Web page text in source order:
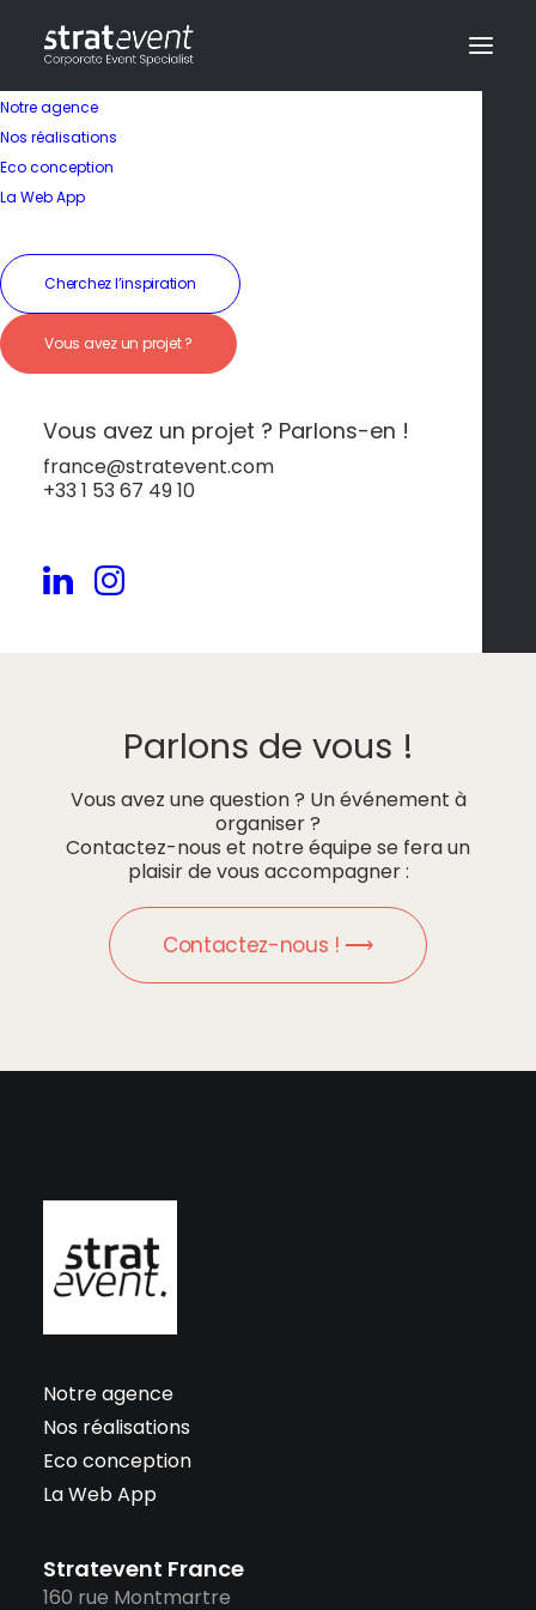
Notre agence
Nos réalisations
Eco conception
La Web App
Cherchez l’inspiration
Vous avez un projet ?
Vous avez un projet ? Parlons-en !
france@stratevent.com
+33 1 53 67 49 10
Plages dorées et
eaux cristallines
Palma de Majorque
Palma de Majorque séduit par ses plages
Parlons de vous !
Vous avez une question ? Un événement à
organiser ?
Contactez-nous et notre équipe se fera un
plaisir de vous accompagner :
Contactez-nous ! ⟶
Notre agence
Nos réalisations
Eco conception
La Web App
Stratevent France
160 rue Montmartre